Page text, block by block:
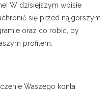
W dzisiejszym wpisie
się przed najgorszym
oraz co robić, by
profilem.
Waszego konta